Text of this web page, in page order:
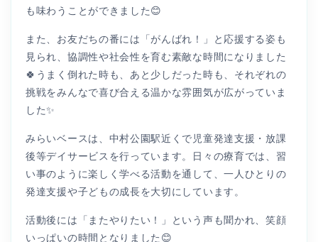
も味わうことができました😊
また、お友だちの番には「がんばれ！」と応援する姿も
見られ、協調性や社会性を育む素敵な時間になりました
🍀うまく倒れた時も、あと少しだった時も、それぞれの
挑戦をみんなで喜び合える温かな雰囲気が広がっていま
した✨
みらいベースは、中村公園駅近くで児童発達支援・放課
後等デイサービスを行っています。日々の療育では、習
い事のように楽しく学べる活動を通して、一人ひとりの
発達支援や子どもの成長を大切にしています。
活動後には「またやりたい！」という声も聞かれ、笑顔
いっぱいの時間となりました😊